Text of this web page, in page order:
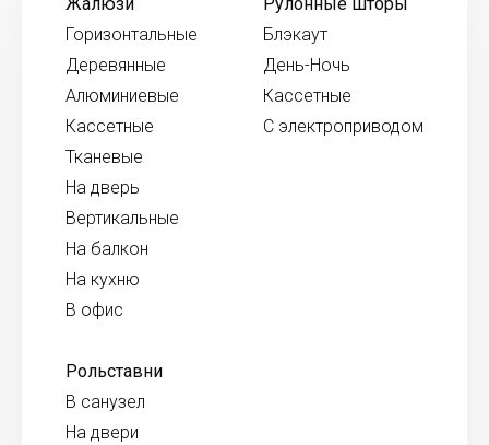
Горизонтальные
Деревянные
Алюминиевые
Кассетные
Тканевые
На дверь
Вертикальные
На балкон
На кухню
В офис
Блэкаут
День-Ночь
Кассетные
С электроприводом
Рольставни
В санузел
На двери